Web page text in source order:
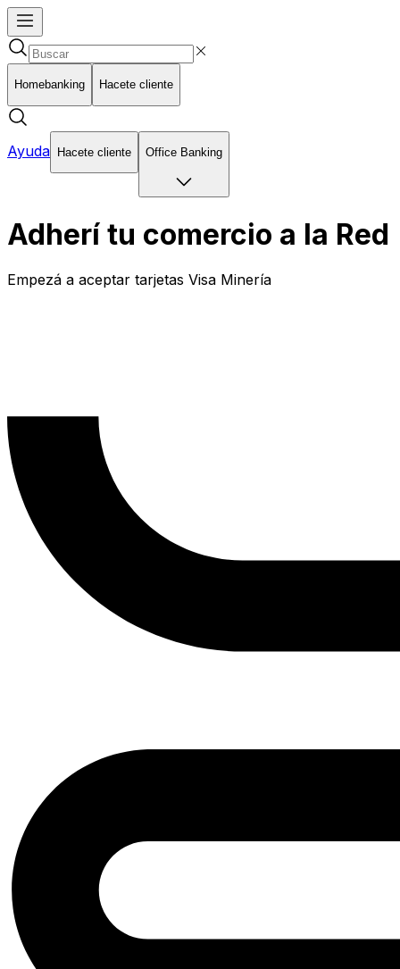
Homebanking Hacete cliente
Ayuda Hacete cliente Office Banking
Adherí tu comercio a la Red
Empezá a aceptar tarjetas Visa Minería